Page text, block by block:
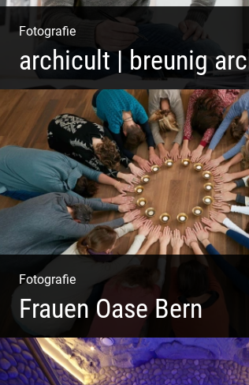
Fotografie
archicult | breunig
Architekten & Bürokatzen | Bauzeichner
Mitarbeiter Shooting | Kreative Köpfe
Fotografie
Frauen Oase Bern
Yoga Fotografie | Magische Momente |
Wilde Formen